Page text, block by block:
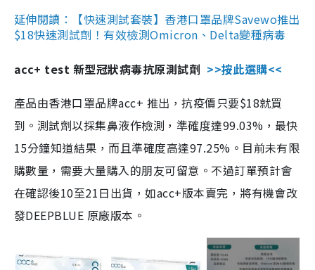
延伸閱讀：【快速測試套裝】香港口罩品牌Savewo推出
$18快速測試劑！有效檢測Omicron、Delta變種病毒
acc+ test 新型冠狀病毒抗原測試劑 >>按此選購<<
產品由香港口罩品牌acc+ 推出，抗疫價只要$18就買
到。測試劑以採集鼻液作檢測，準確度達99.03%，最快
15分鐘知道結果，而且準確度高達97.25%。目前未有限
購數量，需要大量購入的朋友可留意。不過訂單預計會
在確認後10至21日出貨，如acc+版本賣完，將有機會改
發DEEPBLUE 原廠版本。